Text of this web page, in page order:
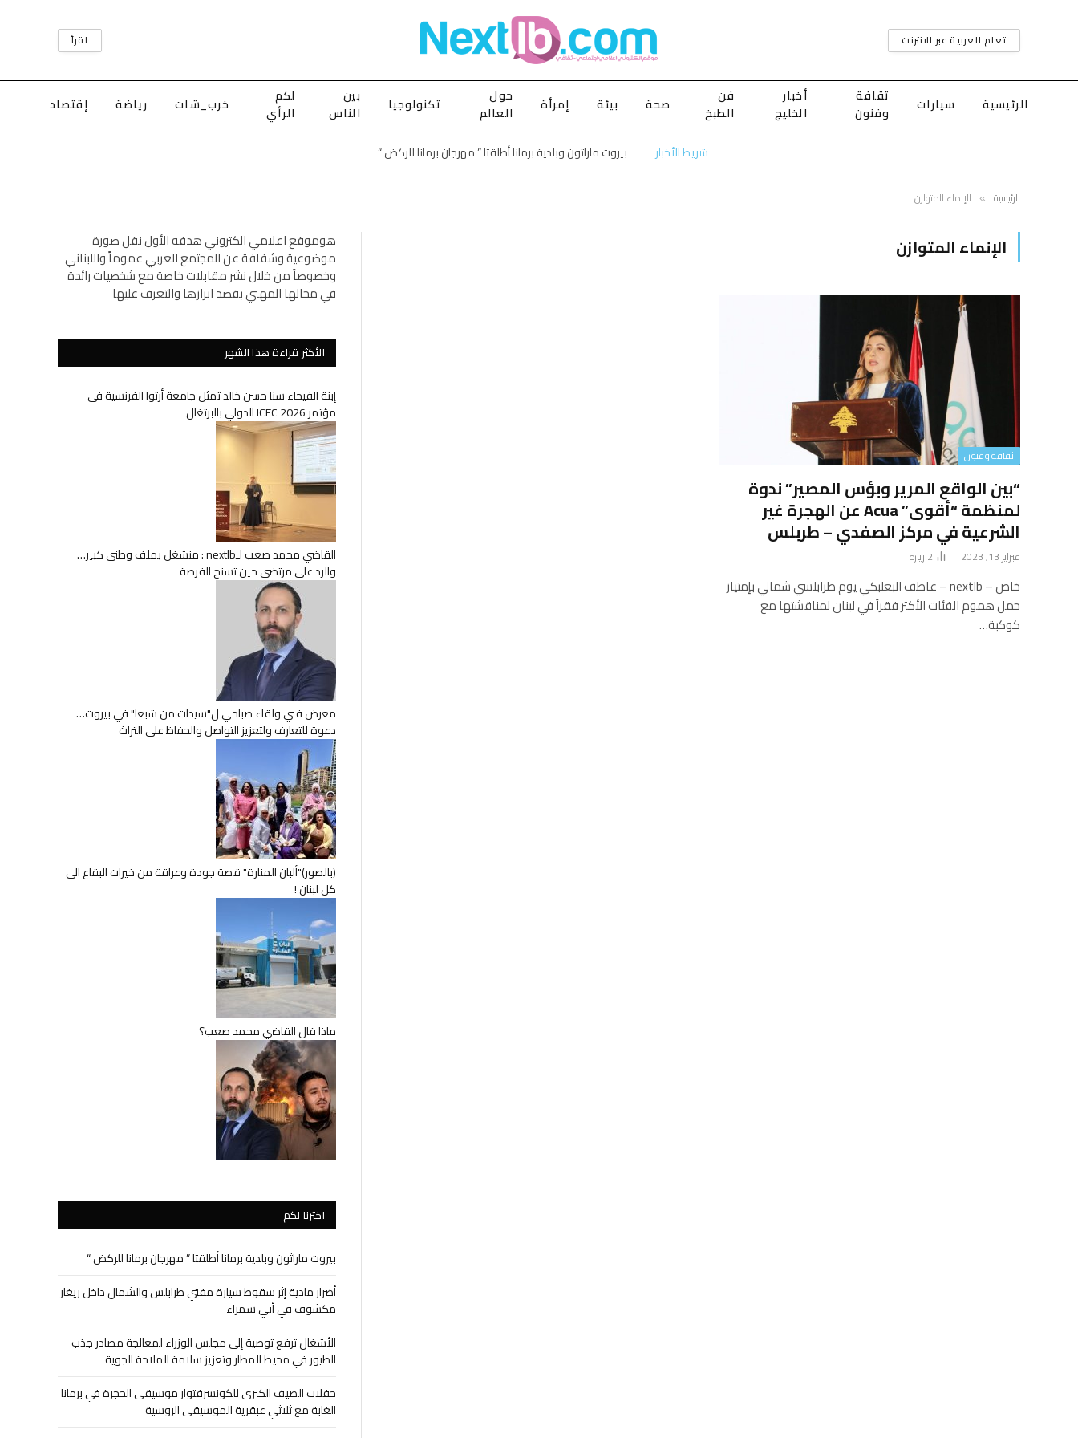
تعلم العربية عبر الانترنت اقرأ
الرئيسية سيارات
ثقافة
وفنون
أخبار
الخليج
فن
الطبخ
صحة بيئة إمرأة
حول
العالم
تكنولوجيا
بين
الناس
لكم
الرأي
خرب_شات رياضة إقتصاد
شريط الأخبار بيروت ماراثون وبلدية برمانا أطلقتا ” مهرجان برمانا للركض “
الرئيسية » الإنماء المتوازن
الإنماء المتوازن
ثقافة وفنون
“بين الواقع المرير وبؤس المصير” ندوة
لمنظمة “أقوى” Acua عن الهجرة غير
الشرعية في مركز الصفدي – طربلس
فبراير 13, 2023 2 زيارة
خاص – nextlb – عاطف البعلبكي يوم طرابلسي شمالي بإمتياز
حمل هموم الفئات الأكثر فقراً في لبنان لمناقشتها مع
كوكبة…
هوموقع اعلامي الكتروني هدفه الأول نقل صورة
موضوعية وشفافة عن المجتمع العربي عموماً واللبناني
وخصوصاً من خلال نشر مقابلات خاصة مع شخصيات رائدة
في مجالها المهني بقصد ابرازها والتعرف عليها
الأكثر قراءة هذا الشهر
إبنة الفيحاء سنا حسن خالد تمثل جامعة أرتوا الفرنسية في
مؤتمر ICEC 2026 الدولي بالبرتغال
القاضي محمد صعب لـnextlb : منشغل بملف وطني كبير…
والرد على مرتضى حين تسنح الفرصة
معرض فني ولقاء صباحي ل"سيدات من شبعا" في بيروت…
دعوة للتعارف ولتعزيز التواصل والحفاظ على التراث
(بالصور)"ألبان المنارة" قصة جودة وعراقة من خيرات البقاع الى
كل لبنان !
ماذا قال القاضي محمد صعب؟
اخترنا لكم
بيروت ماراثون وبلدية برمانا أطلقتا ” مهرجان برمانا للركض “
أضرار مادية إثر سقوط سيارة مفتي طرابلس والشمال داخل ريغار
مكشوف في أبي سمراء
الأشغال ترفع توصية إلى مجلس الوزراء لمعالجة مصادر جذب
الطيور في محيط المطار وتعزيز سلامة الملاحة الجوية
حفلات الصيف الكبرى للكونسرفتوار موسيقى الحجرة في برمانا
الغابة مع ثلاثي عبقرية الموسيقى الروسية